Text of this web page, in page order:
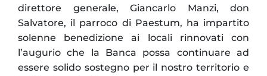
direttore generale, Giancarlo Manzi, don
Salvatore, il parroco di Paestum, ha impartito
solenne benedizione ai locali rinnovati con
l’augurio che la Banca possa continuare ad
essere solido sostegno per il nostro territorio e